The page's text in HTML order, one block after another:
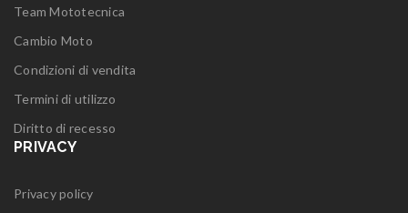
Team Mototecnica
Cambio Moto
Condizioni di vendita
Termini di utilizzo
Diritto di recesso
PRIVACY
Privacy policy